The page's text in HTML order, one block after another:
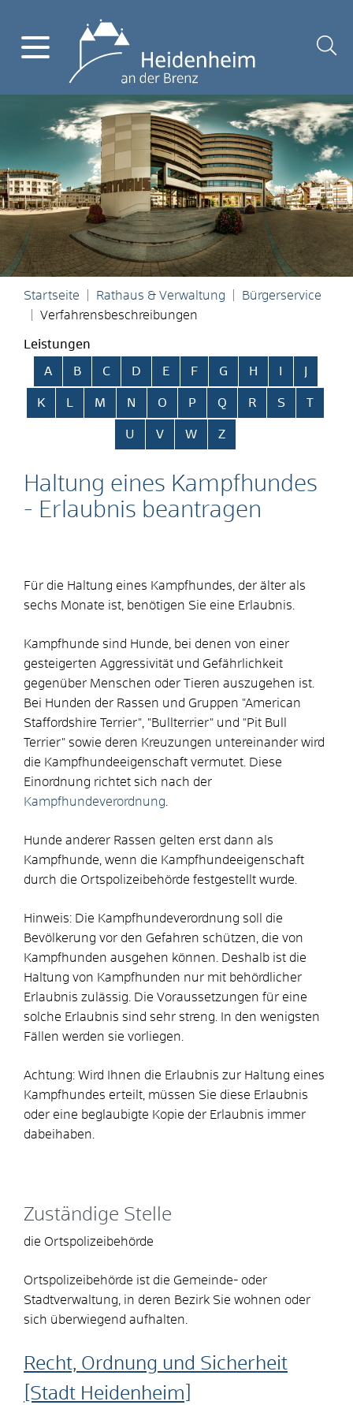
Startseite Rathaus & Verwaltung
Bürgerservice
Verfahrensbeschreibungen
Leistungen
Alphabetisches Register überspringen
A B C D E F G H
K L M N O P Q R S T
U V W Z
Haltung eines Kampfhundes
- Erlaubnis beantragen
Für die Haltung eines Kampfhundes, der älter als
sechs Monate ist, benötigen Sie eine Erlaubnis.
Kampfhunde sind Hunde, bei denen von einer
gesteigerten Aggressivität und Gefährlichkeit
gegenüber Menschen oder Tieren auszugehen ist.
Bei Hunden der Rassen und Gruppen "American
Staffordshire Terrier", "Bullterrier" und "Pit Bull
Terrier" sowie deren Kreuzungen untereinander wird
die Kampfhundeeigenschaft vermutet. Diese
Einordnung richtet sich nach der
Kampfhundeverordnung
Hunde anderer Rassen gelten erst dann als
Kampfhunde, wenn die Kampfhundeeigenschaft
durch die Ortspolizeibehörde festgestellt wurde.
Hinweis: Die Kampfhundeverordnung soll die
Bevölkerung vor den Gefahren schützen, die von
Kampfhunden ausgehen können. Deshalb ist die
Haltung von Kampfhunden nur mit behördlicher
Erlaubnis zulässig. Die Voraussetzungen für eine
solche Erlaubnis sind sehr streng. In den wenigsten
Fällen werden sie vorliegen.
Achtung: Wird Ihnen die Erlaubnis zur Haltung eines
Kampfhundes erteilt, müssen Sie diese Erlaubnis
oder eine beglaubigte Kopie der Erlaubnis immer
dabeihaben.
Zuständige Stelle
die Ortspolizeibehörde
Ortspolizeibehörde ist die Gemeinde- oder
Stadtverwaltung, in deren Bezirk Sie wohnen oder
sich überwiegend aufhalten.
Recht, Ordnung und Sicherheit
[Stadt Heidenheim]